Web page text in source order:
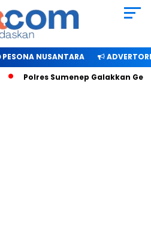
PESONA NUSANTARA
Polres Sumenep Galakkan